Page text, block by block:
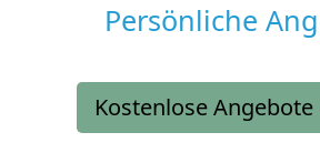
Persönliche
Kostenlose